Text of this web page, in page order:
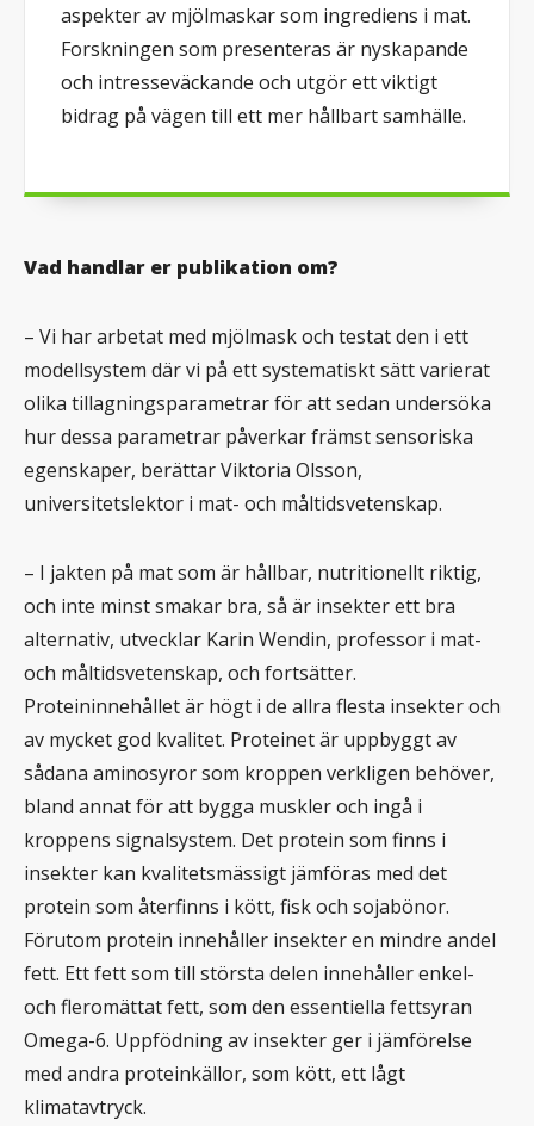
aspekter av mjölmaskar som ingrediens i mat.
Forskningen som presenteras är nyskapande
och intresseväckande och utgör ett viktigt
bidrag på vägen till ett mer hållbart samhälle.
Vad handlar er publikation om?
– Vi har arbetat med mjölmask och testat den i ett
modellsystem där vi på ett systematiskt sätt varierat
olika tillagningsparametrar för att sedan undersöka
hur dessa parametrar påverkar främst sensoriska
egenskaper, berättar Viktoria Olsson,
universitetslektor i mat- och måltidsvetenskap.
– I jakten på mat som är hållbar, nutritionellt riktig,
och inte minst smakar bra, så är insekter ett bra
alternativ, utvecklar Karin Wendin, professor i mat-
och måltidsvetenskap, och fortsätter.
Proteininnehållet är högt i de allra flesta insekter och
av mycket god kvalitet. Proteinet är uppbyggt av
sådana aminosyror som kroppen verkligen behöver,
bland annat för att bygga muskler och ingå i
kroppens signalsystem. Det protein som finns i
insekter kan kvalitetsmässigt jämföras med det
protein som återfinns i kött, fisk och sojabönor.
Förutom protein innehåller insekter en mindre andel
fett. Ett fett som till största delen innehåller enkel-
och fleromättat fett, som den essentiella fettsyran
Omega-6. Uppfödning av insekter ger i jämförelse
med andra proteinkällor, som kött, ett lågt
klimatavtryck.